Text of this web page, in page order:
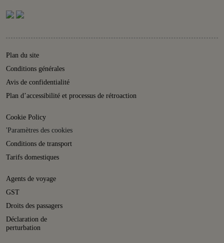
Plan du site
Conditions générales
Avis de confidentialité
Plan d’accessibilité et processus de rétroaction
Cookie Policy
'Paramètres des cookies
Conditions de transport
Tarifs domestiques
Agents de voyage
GST
Droits des passagers
Déclaration de
perturbation